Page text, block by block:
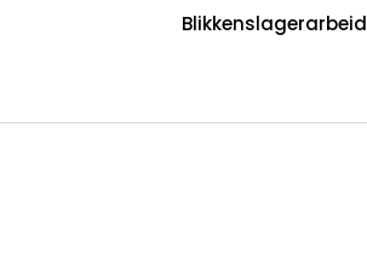
Skip to main contentBlikkenslagerarbeid